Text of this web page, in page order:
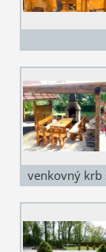
venkovný krb